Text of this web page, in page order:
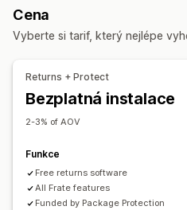
Slevové kódy
Automatizovaná schválení
Vlastní zásady
Nevratné
Vlastní prosazování značky
Aktualizace zásob Seznamy
Analytika
Cena
Vyberte si tarif, který nejlépe
Returns + Protect
Bezplatná instalace
2-3% of AOV
Funkce
Free returns software
All Frate features
Funded by Package Protection